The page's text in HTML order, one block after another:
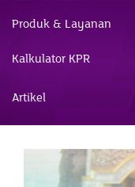
Produk & Layanan
Kalkulator KPR
Artikel